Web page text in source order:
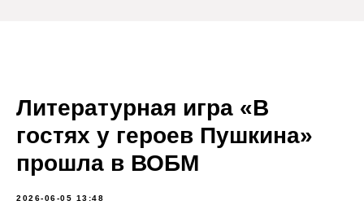
Литературная игра «В
гостях у героев Пушкина»
прошла в ВОБМ
2026-06-05 13:48